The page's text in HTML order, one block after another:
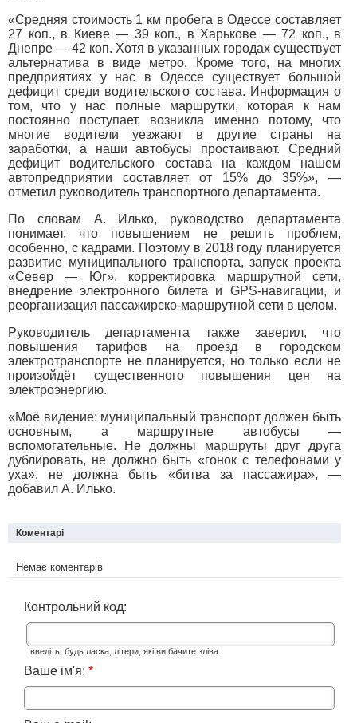
«Средняя стоимость 1 км пробега в Одессе составляет
27 коп., в Киеве — 39 коп., в Харькове — 72 коп., в
Днепре — 42 коп. Хотя в указанных городах существует
альтернатива в виде метро. Кроме того, на многих
предприятиях у нас в Одессе существует большой
дефицит среди водительского состава. Информация о
том, что у нас полные маршрутки, которая к нам
постоянно поступает, возникла именно потому, что
многие водители уезжают в другие страны на
заработки, а наши автобусы простаивают. Средний
дефицит водительского состава на каждом нашем
автопредприятии составляет от 15% до 35%», —
отметил руководитель транспортного департамента.
По словам А. Илько, руководство департамента
понимает, что повышением не решить проблем,
особенно, с кадрами. Поэтому в 2018 году планируется
развитие муниципального транспорта, запуск проекта
«Север — Юг», корректировка маршрутной сети,
внедрение электронного билета и GPS-навигации, и
реорганизация пассажирско-маршрутной сети в целом.
Руководитель департамента также заверил, что
повышения тарифов на проезд в городском
электротранспорте не планируется, но только если не
произойдёт существенного повышения цен на
электроэнергию.
«Моё видение: муниципальный транспорт должен быть
основным, а маршрутные автобусы —
вспомогательные. Не должны маршруты друг друга
дублировать, не должно быть «гонок с телефонами у
уха», не должна быть «битва за пассажира», —
добавил А. Илько.
Коментарі
Немає коментарів
Контрольний код:
введіть, будь ласка, літери, які ви бачите зліва
Ваше ім'я: *